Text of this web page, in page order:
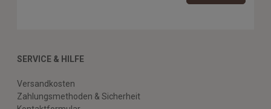
SERVICE & HILFE
Versandkosten
Zahlungsmethoden & Sicherheit